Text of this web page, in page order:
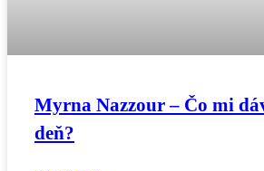
Myrna Nazzour – Čo mi
deň?